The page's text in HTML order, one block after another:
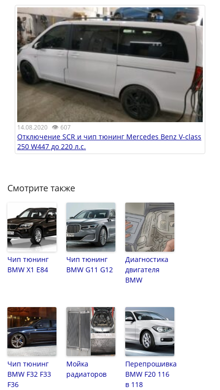
14.08.2020 👁 607
Отключение SCR и чип тюнинг Mercedes Benz V-class
250 W447 до 220 л.с.
Смотрите также
Чип тюнинг
BMW X1 E84
Чип тюнинг
BMW G11 G12
Диагностика
двигателя
BMW
Чип тюнинг
BMW F32 F33
F36
Мойка
радиаторов
Перепрошивка
BMW F20 116
в 118